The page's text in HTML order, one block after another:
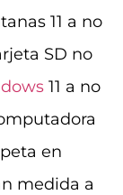
11 a no
SD no
11 a no
en
medida a